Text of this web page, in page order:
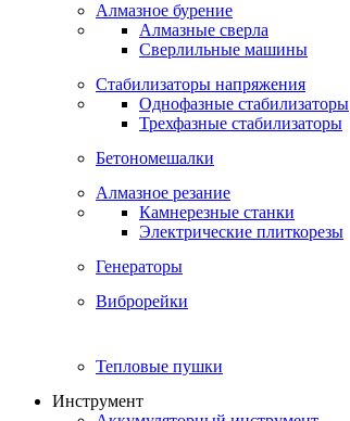
Алмазное бурение
Алмазные сверла
Сверлильные машины
Стабилизаторы напряжения
Однофазные стабилизаторы
Трехфазные стабилизаторы
Бетономешалки
Алмазное резание
Камнерезные станки
Электрические плиткорезы
Генераторы
Виброрейки
Тепловые пушки
Инструмент